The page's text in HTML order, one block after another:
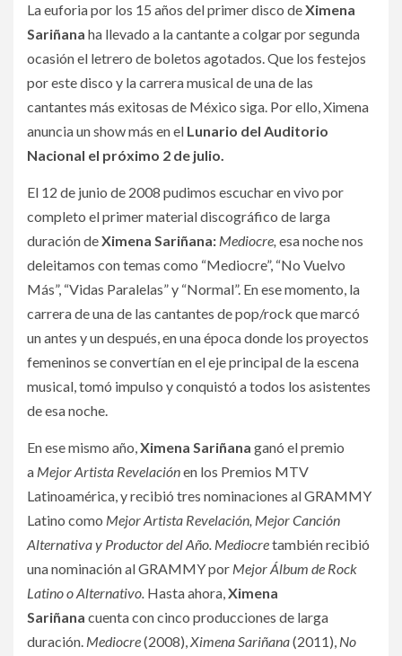
La euforia por los 15 años del primer disco deXimena
Sariñana ha llevado a la cantante a colgar por segunda
ocasión el letrero de boletos agotados. Que los festejos
por este disco y la carrera musical de una de las
cantantes más exitosas de México siga. Por ello, Ximena
anuncia un show más en el Lunario del Auditorio
Nacional el próximo 2 de julio.
El 12 de junio de 2008 pudimos escuchar en vivo por
completo el primer material discográfico de larga
duración deXimena Sariñana: Mediocre, esa noche nos
deleitamos con temas como “Mediocre”, “No Vuelvo
Más”, “Vidas Paralelas” y “Normal”. En ese momento, la
carrera de una de las cantantes de pop/rock que marcó
un antes y un después, en una época donde los proyectos
femeninos se convertían en el eje principal de la escena
musical, tomó impulso y conquistó a todos los asistentes
de esa noche.
En ese mismo año,Ximena Sariñana ganó el premio
a Mejor Artista Revelaciónen los Premios MTV
Latinoamérica, y recibió tres nominaciones al GRAMMY
Latino como Mejor Artista Revelación, Mejor Canción
Alternativa y Productor del Año. Mediocretambién recibió
una nominación al GRAMMY por Mejor Álbum de Rock
Latino o Alternativo. Hasta ahora,Ximena
Sariñana cuenta con cinco producciones de larga
duración. Mediocre(2008),Ximena Sariñana(2011), No